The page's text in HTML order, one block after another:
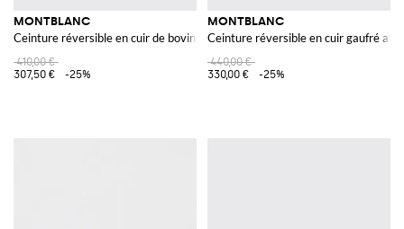
MONTBLANC
Ceinture réversible en cuir de bovin avec boucle à ardillon
410,00 €
307,50 €
-25%
MONTBLANC
Ceinture réversible en cuir gaufré
440,00 €
330,00 €
-25%